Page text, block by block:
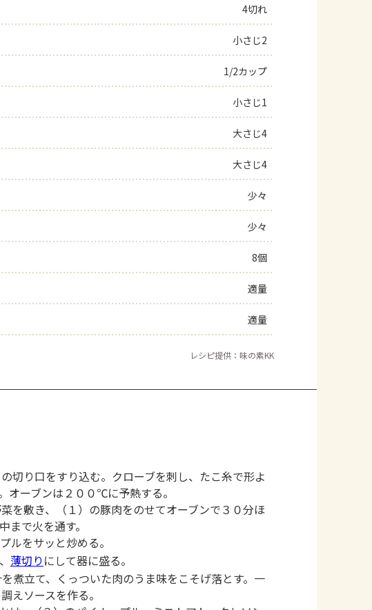
4切れ
小さじ2
1/2カップ
小さじ1
大さじ4
大さじ4
少々
少々
8個
適量
適量
レシピ提供：味の素KK
切り口をすり込む。クローブを刺し、たこ糸で形よ
オーブンは２００℃に予熱する。
を敷き、（１）の豚肉をのせてオーブンで３０分ほ
まで火を通す。
ルをサッと炒める。
薄切り にして器に盛る。
煮立て、くっついた肉のうま味をこそげ落とす。一
えソースを作る。